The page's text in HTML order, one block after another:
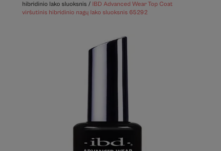
hibridinio lako sluoksnis/ IBD Advanced Wear Top Coat
viršutinis hibridinio nagų lako sluoksnis 65292